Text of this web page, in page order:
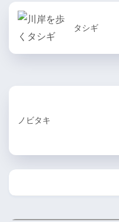
タシギ
ノビタキ